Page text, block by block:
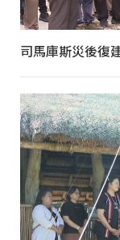
司馬庫斯災後復